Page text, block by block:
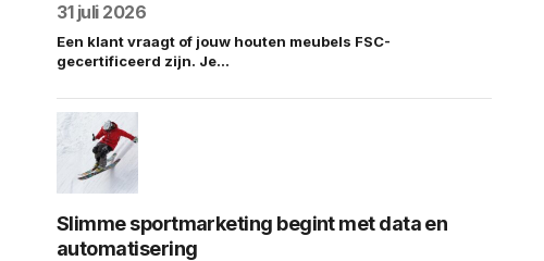
31 juli 2026
Een klant vraagt of jouw houten meubels FSC-
gecertificeerd zijn. Je…
Slimme sportmarketing begint met data en
automatisering